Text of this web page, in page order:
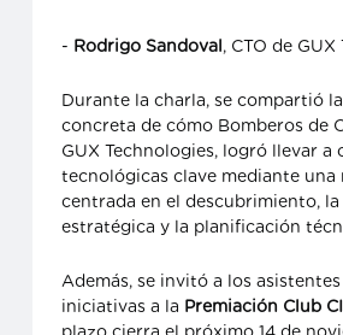
- Rodrigo Sandoval, CTO de
Durante la charla, se compartió
concreta de cómo Bomberos de
GUX Technologies, logró llevar a
tecnológicas clave mediante una
centrada en el descubrimiento,
estratégica y la planificación
Además, se invitó a los
iniciativas a la Premiación Club
plazo cierra el próximo 14 de